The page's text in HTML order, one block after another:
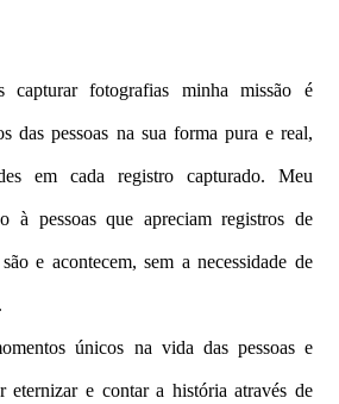
capturar fotografias minha missão é
das pessoas na sua forma pura e real,
em cada registro capturado. Meu
à pessoas que apreciam registros de
e acontecem, sem a necessidade de
únicos na vida das pessoas e
eternizar e contar a história através de